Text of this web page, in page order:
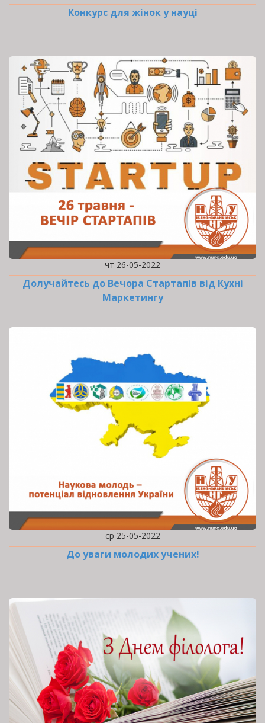
Конкурс для жінок у науці
чт 26-05-2022
Долучайтесь до Вечора Стартапів від Кухні
Маркетингу
ср 25-05-2022
До уваги молодих учених!